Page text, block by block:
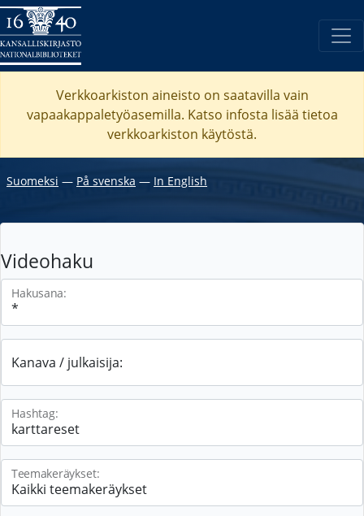
Verkkoarkiston aineisto on saatavilla vain
vapaakappaletyöasemilla. Katso infosta lisää tietoa
verkkoarkiston käytöstä.
Suomeksi ― På svenska ― In English
Videohaku
Hakusana:
Kanava / julkaisija:
Hashtag:
Teemakeräykset: